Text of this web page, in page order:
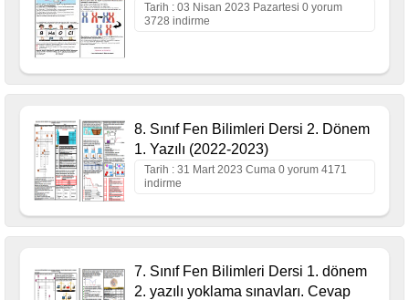
Tarih : 03 Nisan 2023 Pazartesi 0 yorum
3728 indirme
8. Sınıf Fen Bilimleri Dersi 2. Dönem
1. Yazılı (2022-2023)
Tarih : 31 Mart 2023 Cuma 0 yorum 4171
indirme
7. Sınıf Fen Bilimleri Dersi 1. dönem
2. yazılı yoklama sınavları. Cevap